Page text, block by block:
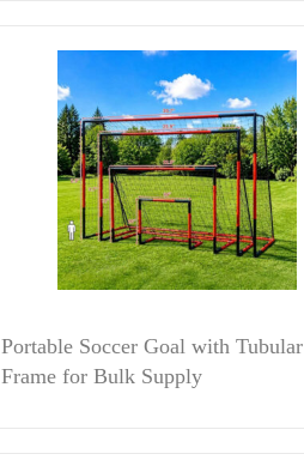
Portable Soccer Goal with Tubular
Frame for Bulk Supply